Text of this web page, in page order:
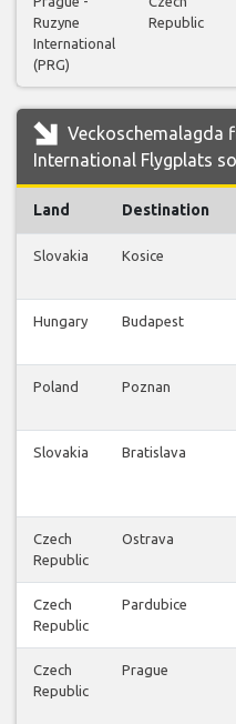
Ruzyne
International
(PRG)
Republic
Veckoschemalagda
International Flygplats
Land Destination
Slovakia Kosice
Hungary Budapest
Poland Poznan
Slovakia Bratislava
Czech
Republic
Ostrava
Czech
Republic
Pardubice
Czech
Republic
Prague